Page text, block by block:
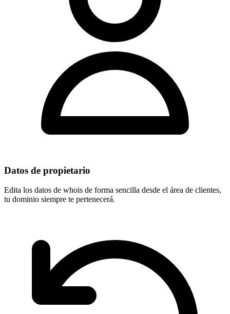
Datos de propietario
Edita los datos de whois de forma sencilla desde el área de clientes,
tu dominio siempre te pertenecerá.